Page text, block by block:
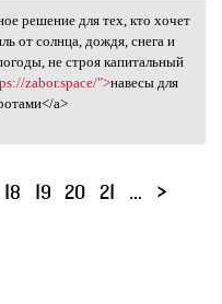
решение
решение для тех, кто хочет
от солнца, дождя, снега и
не строя капитальный
zabor.space/">навесы для
a>
18 19 20 21 …